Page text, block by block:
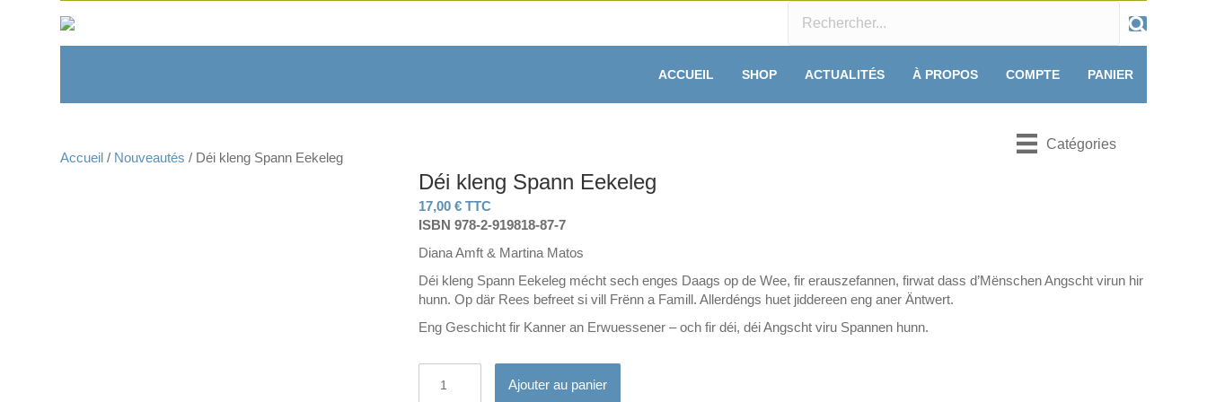
ACCUEIL SHOP ACTUALITÉS À PROPOS COMPTE PANIER
Catégories
Accueil / Nouveautés / Déi kleng Spann Eekeleg
Déi kleng Spann Eekeleg
17,00€ TTC
ISBN 978-2-919818-87-7
Diana Amft & Martina Matos
Déi kleng Spann Eekeleg mécht sech enges Daags op de Wee, fir erauszefannen, firwat dass d’Mënschen Angscht virun hir
hunn. Op där Rees befreet si vill Frënn a Famill. Allerdéngs huet jiddereen eng aner Äntwert.
Eng Geschicht fir Kanner an Erwuessener – och fir déi, déi Angscht viru Spannen hunn.
Ajouter au panier